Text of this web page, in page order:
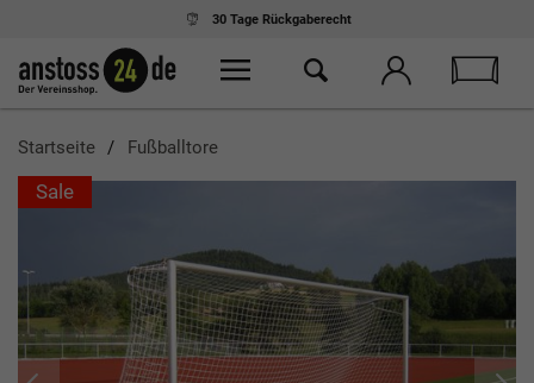
30 Tage Rückgaberecht
Startseite Fußballtore
Sale